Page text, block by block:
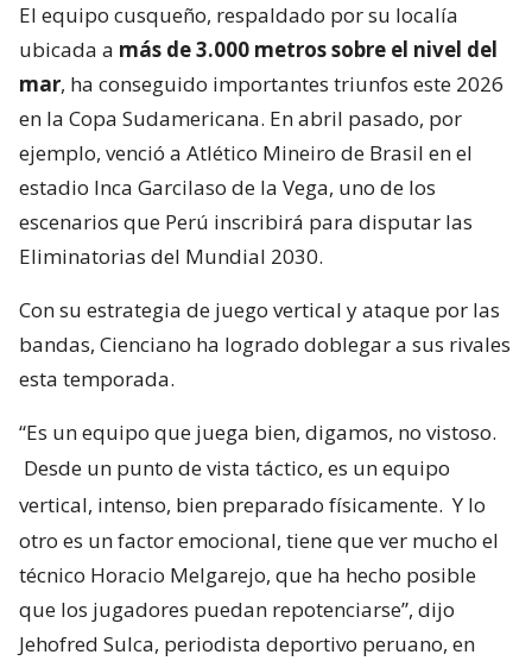
El equipo cusqueño, respaldado por su localía
ubicada a más de 3.000 metros sobre el nivel del
mar, ha conseguido importantes triunfos este 2026
en la Copa Sudamericana. En abril pasado, por
ejemplo, venció a Atlético Mineiro de Brasil en el
estadio Inca Garcilaso de la Vega, uno de los
escenarios que Perú inscribirá para disputar las
Eliminatorias del Mundial 2030.
Con su estrategia de juego vertical y ataque por las
bandas, Cienciano ha logrado doblegar a sus rivales
esta temporada.
“Es un equipo que juega bien, digamos, no vistoso.
Desde un punto de vista táctico, es un equipo
vertical, intenso, bien preparado físicamente. Y lo
otro es un factor emocional, tiene que ver mucho el
técnico Horacio Melgarejo, que ha hecho posible
que los jugadores puedan repotenciarse”, dijo
Jehofred Sulca, periodista deportivo peruano, en